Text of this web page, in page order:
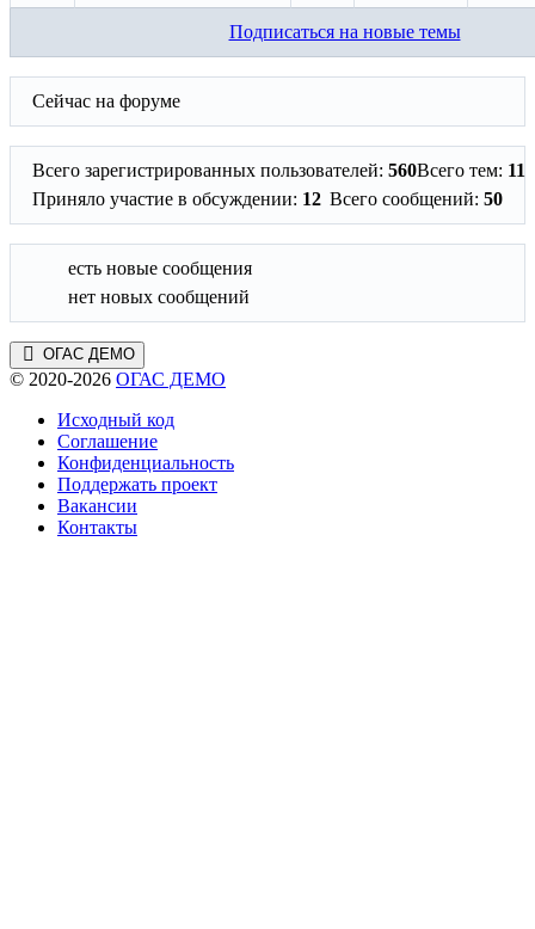
Подписаться на новые темы
Сейчас на форуме
Всего зарегистрированных пользователей: 560
Приняло участие в обсуждении: 12
Всего тем: 11
Всего сообщений:50
есть новые сообщения
нет новых сообщений
ОГАС ДЕМО
© 2020-2026 ОГАС ДЕМО
Исходный код
Соглашение
Конфиденциальность
Поддержать проект
Вакансии
Контакты